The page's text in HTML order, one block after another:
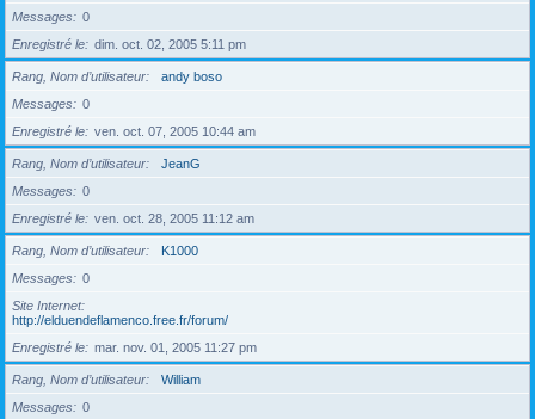
Messages
0
Enregistré le
dim. oct. 02, 2005 5:11 pm
Rang, Nom d’utilisateur
andy boso
Messages
0
Enregistré le
ven. oct. 07, 2005 10:44 am
Rang, Nom d’utilisateur
JeanG
Messages
0
Enregistré le
ven. oct. 28, 2005 11:12 am
Rang, Nom d’utilisateur
K1000
Messages
0
Site Internet
http://elduendeflamenco.free.fr/forum/
Enregistré le
mar. nov. 01, 2005 11:27 pm
Rang, Nom d’utilisateur
William
Messages
0